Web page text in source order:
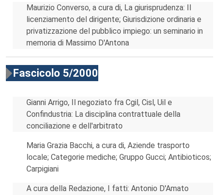
Maurizio Converso, a cura di, La giurisprudenza: Il
licenziamento del dirigente; Giurisdizione ordinaria e
privatizzazione del pubblico impiego: un seminario in
memoria di Massimo D'Antona
Fascicolo 5/2000
Gianni Arrigo, Il negoziato fra Cgil, Cisl, Uil e
Confindustria: La disciplina contrattuale della
conciliazione e dell'arbitrato
Maria Grazia Bacchi, a cura di, Aziende trasporto
locale; Categorie mediche; Gruppo Gucci; Antibioticos;
Carpigiani
A cura della Redazione, I fatti: Antonio D'Amato